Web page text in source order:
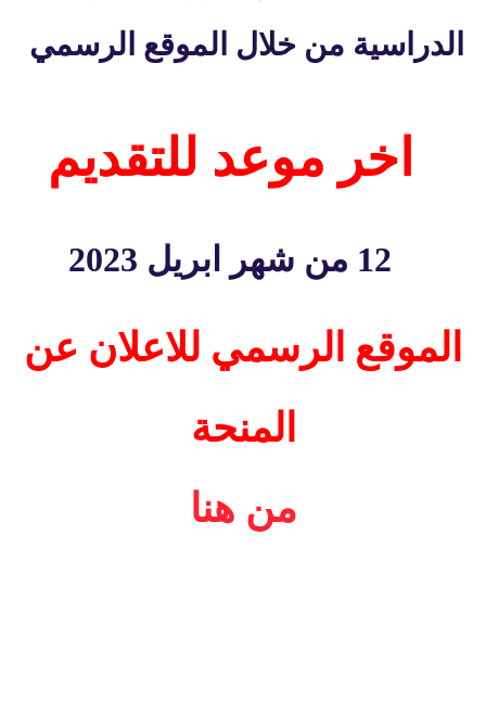
الدراسية من خلال الموقع الرسمي
اخر موعد للتقديم
12 من شهر ابريل 2023
الموقع الرسمي للاعلان عن
المنحة
من هنا